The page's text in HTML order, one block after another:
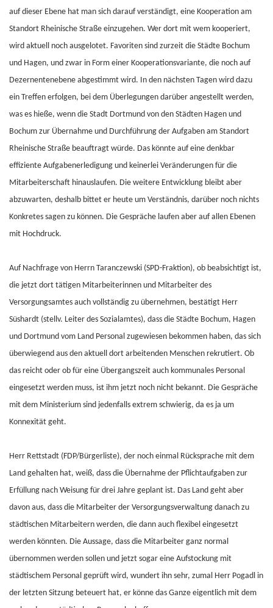
auf dieser Ebene hat man sich darauf verständigt, eine Kooperation am
Standort Rheinische Straße einzugehen. Wer dort mit wem kooperiert,
wird aktuell noch ausgelotet. Favoriten sind zurzeit die Städte Bochum
und Hagen, und zwar in Form einer Kooperationsvariante, die noch auf
Dezernentenebene abgestimmt wird. In den nächsten Tagen wird dazu
ein Treffen erfolgen, bei dem Überlegungen darüber angestellt werden,
was es hieße, wenn die Stadt Dortmund von den Städten Hagen und
Bochum zur Übernahme und Durchführung der Aufgaben am Standort
Rheinische Straße beauftragt würde. Das könnte auf eine denkbar
effiziente Aufgabenerledigung und keinerlei Veränderungen für die
Mitarbeiterschaft hinauslaufen. Die weitere Entwicklung bleibt aber
abzuwarten, deshalb bittet er heute um Verständnis, darüber noch nichts
Konkretes sagen zu können. Die Gespräche laufen aber auf allen Ebenen
mit Hochdruck.
Auf Nachfrage von Herrn Taranczewski (SPD-Fraktion), ob beabsichtigt ist,
die jetzt dort tätigen Mitarbeiterinnen und Mitarbeiter des
Versorgungsamtes auch vollständig zu übernehmen, bestätigt Herr
Süshardt (stellv. Leiter des Sozialamtes), dass die Städte Bochum, Hagen
und Dortmund vom Land Personal zugewiesen bekommen haben, das sich
überwiegend aus den aktuell dort arbeitenden Menschen rekrutiert. Ob
das reicht oder ob für eine Übergangszeit auch kommunales Personal
eingesetzt werden muss, ist ihm jetzt noch nicht bekannt. Die Gespräche
mit dem Ministerium sind jedenfalls extrem schwierig, da es ja um
Konnexität geht.
Herr Rettstadt (FDP/Bürgerliste), der noch einmal Rücksprache mit dem
Land gehalten hat, weiß, dass die Übernahme der Pflichtaufgaben zur
Erfüllung nach Weisung für drei Jahre geplant ist. Das Land geht aber
davon aus, dass die Mitarbeiter der Versorgungsverwaltung danach zu
städtischen Mitarbeitern werden, die dann auch flexibel eingesetzt
werden könnten. Die Aussage, dass die Mitarbeiter ganz normal
übernommen werden sollen und jetzt sogar eine Aufstockung mit
städtischem Personal geprüft wird, wundert ihn sehr, zumal Herr Pogadl in
der letzten Sitzung beteuert hat, er könne das Ganze eigentlich mit dem